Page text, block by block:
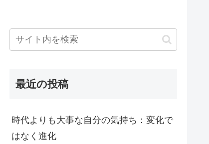
最近の投稿
時代よりも大事な自分の気持ち：変化で
はなく進化